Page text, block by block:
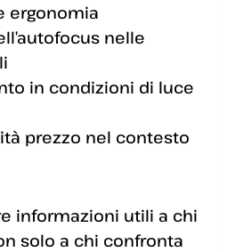
ergonomia
nelle
in condizioni di luce
prezzo nel contesto
informazioni utili a chi
solo a chi confronta